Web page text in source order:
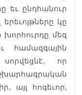
եւ ընդհանուր
կը
մեզ
համազգային
որ
այլ հոգեւոր,